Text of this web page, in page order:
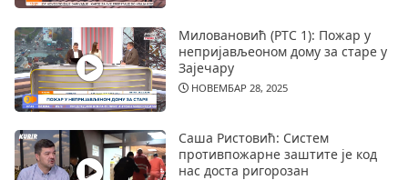
Миловановић (РТС 1): Пожар у
непријављеоном дому за старе у
Зајечару
НОВЕМБАР 28, 2025
Саша Ристовић: Систем
противпожарне заштите је код
нас доста ригорозан